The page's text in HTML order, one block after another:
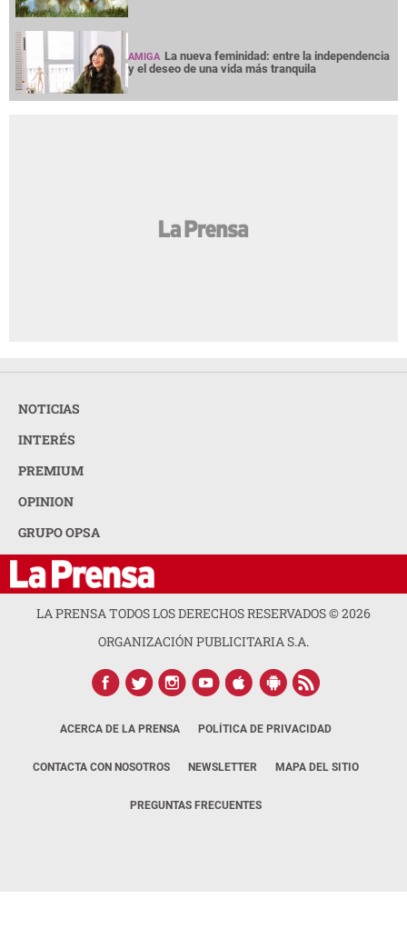
AMIGA La nueva feminidad: entre la independencia
y el deseo de una vida más tranquila
NOTICIAS
INTERÉS
PREMIUM
OPINION
GRUPO OPSA
LA PRENSA TODOS LOS DERECHOS RESERVADOS ©2026
ORGANIZACIÓN PUBLICITARIA S.A.
ACERCA DE LA PRENSA POLÍTICA DE PRIVACIDAD
CONTACTA CON NOSOTROS NEWSLETTER MAPA DEL SITIO
PREGUNTAS FRECUENTES